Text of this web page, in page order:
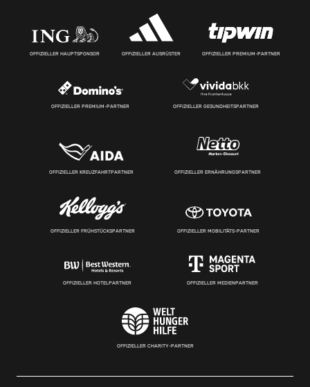
OFFIZIELLER HAUPTSPONSOR OFFIZIELLER AUSRÜSTER OFFIZIELLER PREMIUM-PARTNER
OFFIZIELLER PREMIUM-PARTNER OFFIZIELLER GESUNDHEITSPARTNER
OFFIZIELLER KREUZFAHRTPARTNER OFFIZIELLER ERNÄHRUNGSPARTNER
OFFIZIELLER FRÜHSTÜCKSPARTNER OFFIZIELLER MOBILITÄTS-PARTNER
OFFIZIELLER HOTELPARTNER OFFIZIELLER MEDIENPARTNER
OFFIZIELLER CHARITY-PARTNER